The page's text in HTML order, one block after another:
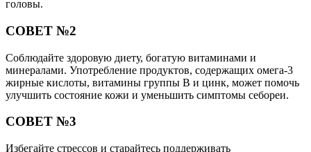
головы.
СОВЕТ №2
Соблюдайте здоровую диету, богатую витаминами и
минералами. Употребление продуктов, содержащих омега-3
жирные кислоты, витамины группы B и цинк, может помочь
улучшить состояние кожи и уменьшить симптомы себореи.
СОВЕТ №3
Избегайте стрессов и старайтесь поддерживать